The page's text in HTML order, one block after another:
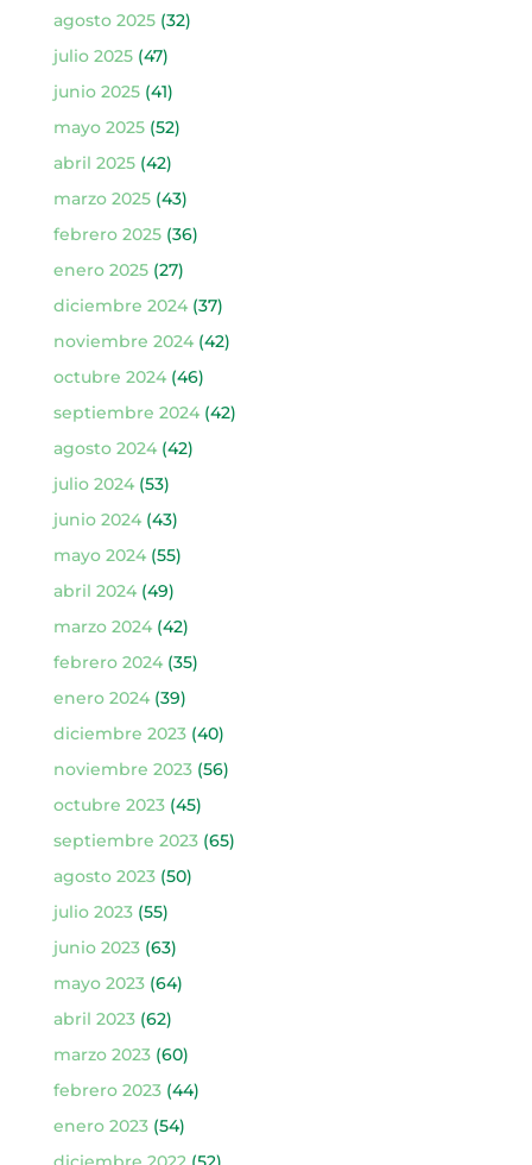
agosto 2025(32)
julio 2025(47)
junio 2025(41)
mayo 2025(52)
abril 2025(42)
marzo 2025(43)
febrero 2025(36)
enero 2025(27)
diciembre 2024(37)
noviembre 2024(42)
octubre 2024(46)
septiembre 2024(42)
agosto 2024(42)
julio 2024(53)
junio 2024(43)
mayo 2024(55)
abril 2024(49)
marzo 2024(42)
febrero 2024(35)
enero 2024(39)
diciembre 2023(40)
noviembre 2023(56)
octubre 2023(45)
septiembre 2023(65)
agosto 2023(50)
julio 2023(55)
junio 2023(63)
mayo 2023(64)
abril 2023(62)
marzo 2023(60)
febrero 2023(44)
enero 2023(54)